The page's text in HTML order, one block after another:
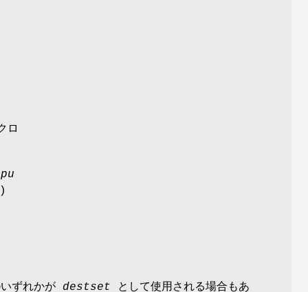
ロ
ずれかが destset として使用される場合もあ